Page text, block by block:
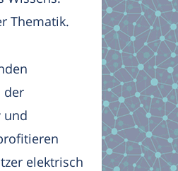
Thematik.
der
und
elektrisch